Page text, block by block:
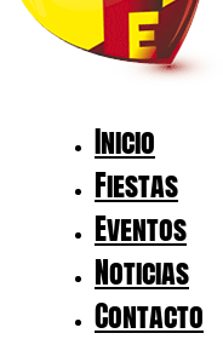
Inicio
Fiestas
Eventos
Noticias
Contacto